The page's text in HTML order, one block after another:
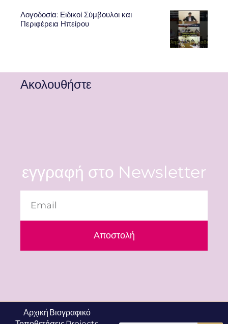
Λογοδοσία: Ειδικοί Σύμβουλοι και
Περιφέρεια Ηπείρου
Ακολουθήστε
εγγραφή στο Newsletter
Αποστολή
Αρχική Βιογραφικό